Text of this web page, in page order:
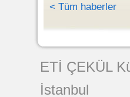
< Tüm haberler
ETİ ÇEKÜL
İstanbul